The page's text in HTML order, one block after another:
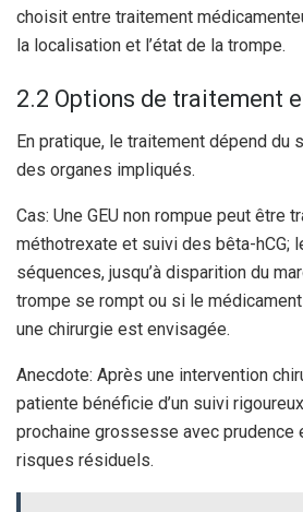
choisit entre traitement
la localisation et l’état de la trompe.
2.2 Options de traitement
En pratique, le traitement dépend du
des organes impliqués.
Cas: Une GEU non rompue peut être
méthotrexate et suivi des bêta-hCG;
séquences, jusqu’à disparition du
trompe se rompt ou si le médicament
une chirurgie est envisagée.
Anecdote: Après une intervention
patiente bénéficie d’un suivi
prochaine grossesse avec prudence
risques résiduels.